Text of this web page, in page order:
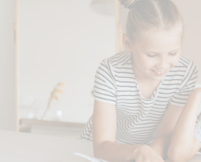
BubbleMinds eller dele deraf
undervisningsinstitutionens
aftale med Tekst & Node.
Kopiering, der går ud over
begrænsningsreglerne i
aftalen med Tekst & Node,
kan alene finde sted efter